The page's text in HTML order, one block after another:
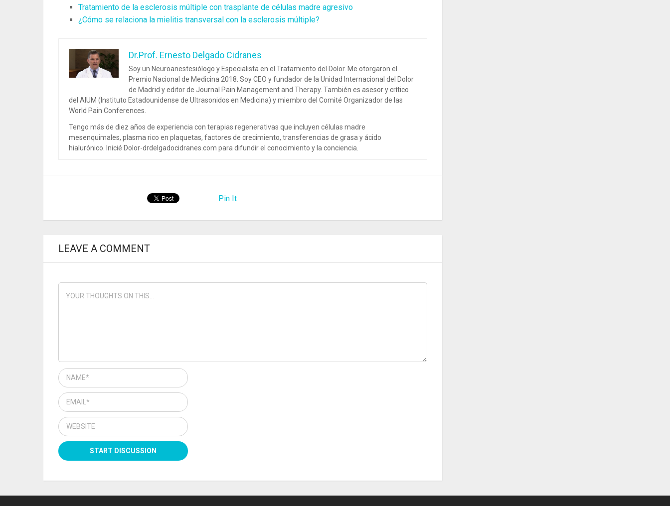
Tratamiento de la esclerosis múltiple con trasplante de células madre agresivo
¿Cómo se relaciona la mielitis transversal con la esclerosis múltiple?
Dr.Prof. Ernesto Delgado Cidranes
Soy un Neuroanestesiólogo y Especialista en el Tratamiento del Dolor. Me otorgaron el
Premio Nacional de Medicina 2018. Soy CEO y fundador de la Unidad Internacional del Dolor
de Madrid y editor de Journal Pain Management and Therapy. También es asesor y crítico
del AIUM (Instituto Estadounidense de Ultrasonidos en Medicina) y miembro del Comité Organizador de las
World Pain Conferences.
Tengo más de diez años de experiencia con terapias regenerativas que incluyen células madre
mesenquimales, plasma rico en plaquetas, factores de crecimiento, transferencias de grasa y ácido
hialurónico. Inicié Dolor-drdelgadocidranes.com para difundir el conocimiento y la conciencia.
Pin It
LEAVE A COMMENT